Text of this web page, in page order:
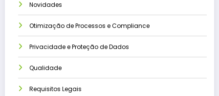
Novidades
Otimização de Processos e Compliance
Privacidade e Proteção de Dados
Qualidade
Requisitos Legais